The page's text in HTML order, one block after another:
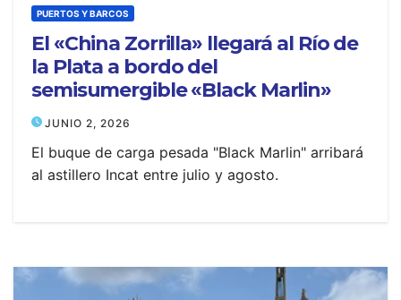
PUERTOS Y BARCOS
El «China Zorrilla» llegará al Río de
la Plata a bordo del
semisumergible «Black Marlin»
JUNIO 2, 2026
El buque de carga pesada "Black Marlin" arribará
al astillero Incat entre julio y agosto.